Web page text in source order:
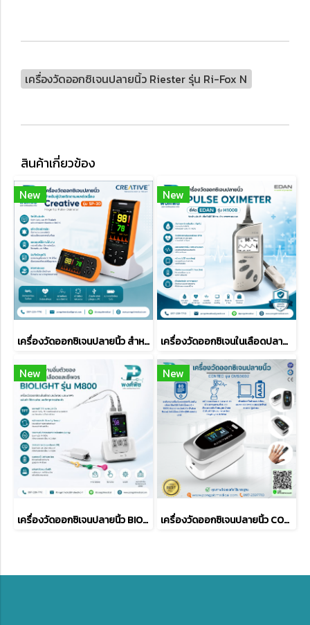
เครื่องวัดออกซิเจนปลายนิ้ว Riester รุ่น Ri-Fox N
สินค้าเกี่ยวข้อง
New
เครื่องวัดออกซิเจนปลายนิ้ว สำหรับผู้ป่วยติดตามผลต่อเนื่อง ยี่ห้อ Creative รุ่น SP-20
New
เครื่องวัดออกซิเจนในเลือดปลายนิ้ว EDAN H100B
New
เครื่องวัดออกซิเจนปลายนิ้ว BIOLIGHT M800
New
เครื่องวัดออกซิเจนปลายนิ้ว CONTEC รุ่น CMS50D2